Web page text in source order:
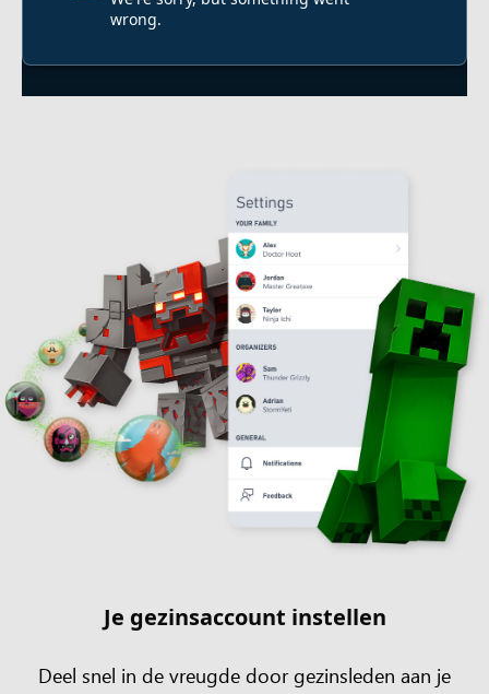
Je gezinsaccount instellen
Deel snel in de vreugde door gezinsleden aan je